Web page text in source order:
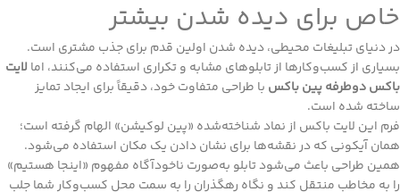
خاص برای دیده شدن بیشتر
در دنیای تبلیغات محیطی، دیده شدن اولین قدم برای جذب مشتری است.
بسیاری از کسب‌وکارها از تابلوهای مشابه و تکراری استفاده می‌کنند، اما لایت
باکس دوطرفه پین باکس با طراحی متفاوت خود، دقیقاً برای ایجاد تمایز
ساخته شده است.
فرم این لایت باکس از نماد شناخته‌شده «پین لوکیشن» الهام گرفته است؛
همان آیکونی که در نقشه‌ها برای نشان دادن یک مکان استفاده می‌شود.
همین طراحی باعث می‌شود تابلو به‌صورت ناخودآگاه مفهوم «اینجا هستیم»
را به مخاطب منتقل کند و نگاه رهگذران را به سمت محل کسب‌وکار شما جلب